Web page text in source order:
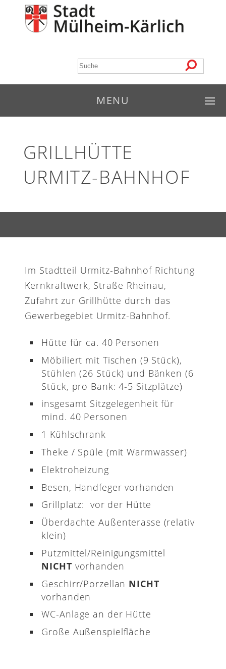
MENU
GRILLHÜTTE
URMITZ-BAHNHOF
Im Stadtteil Urmitz-Bahnhof Richtung
Kernkraftwerk, Straße Rheinau,
Zufahrt zur Grillhütte durch das
Gewerbegebiet Urmitz-Bahnhof.
Hütte für ca. 40 Personen
Möbiliert mit Tischen (9 Stück),
Stühlen (26 Stück) und Bänken (6
Stück, pro Bank: 4-5 Sitzplätze)
insgesamt Sitzgelegenheit für
mind. 40 Personen
1 Kühlschrank
Theke / Spüle (mit Warmwasser)
Elektroheizung
Besen, Handfeger vorhanden
Grillplatz: vor der Hütte
Überdachte Außenterasse (relativ
klein)
Putzmittel/Reinigungsmittel
NICHT vorhanden
Geschirr/Porzellan NICHT
vorhanden
WC-Anlage an der Hütte
Große Außenspielfläche